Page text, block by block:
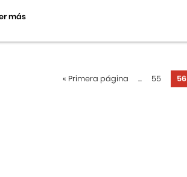
más
« Primera página ... 55 56